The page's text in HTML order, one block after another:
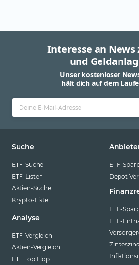
Interesse an News
und
Unser kostenloser
hält dich auf dem
Suche
ETF-Suche
ETF-Listen
Aktien-Suche
Krypto-Liste
Analyse
ETF-Vergleich
Aktien-Vergleich
ETF Top Flop
ETF-
Depot
ETF-
ETF-